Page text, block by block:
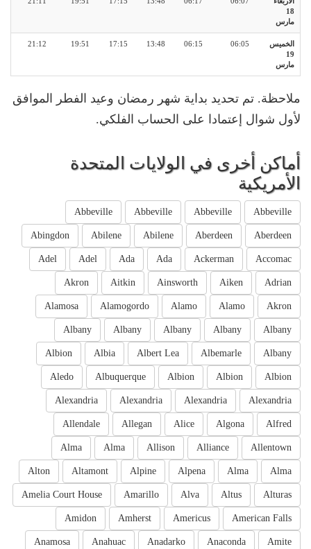
18
مارس
الخميس
19
مارس
06:05
06:15
13:48
17:15
19:51
21:12
ملاحظة. تم تحديد بداية شهر رمضان وعيد الفطر الموافق
لأول شوال إعتمادا على الحساب الفلكي.
أماكن أخرى في الولايات المتحدة
الأمريكية
Abbeville
Abbeville
Abbeville
Abbeville
Aberdeen
Aberdeen
Abilene
Abilene
Abingdon
Accomac
Ackerman
Ada
Ada
Adel
Adel
Adrian
Aiken
Ainsworth
Aitkin
Akron
Akron
Alamo
Alamo
Alamogordo
Alamosa
Albany
Albany
Albany
Albany
Albany
Albany
Albemarle
Albert Lea
Albia
Albion
Albion
Albion
Albion
Albuquerque
Aledo
Alexandria
Alexandria
Alexandria
Alexandria
Alfred
Algona
Alice
Allegan
Allendale
Allentown
Alliance
Allison
Alma
Alma
Alma
Alma
Alpena
Alpine
Altamont
Alton
Alturas
Altus
Alva
Amarillo
Amelia Court House
American Falls
Americus
Amherst
Amidon
Amite
Anaconda
Anadarko
Anahuac
Anamosa